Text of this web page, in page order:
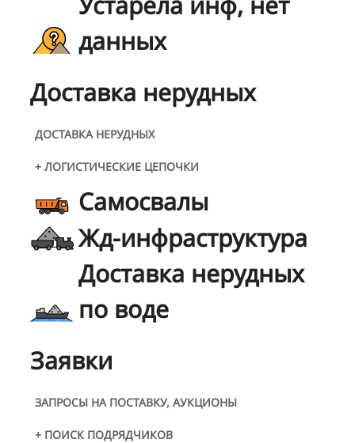
данных
Доставка нерудных
ДОСТАВКА НЕРУДНЫХ
+ ЛОГИСТИЧЕСКИЕ ЦЕПОЧКИ
Самосвалы
Жд-инфраструктура
Доставка нерудных
по воде
Заявки
ЗАПРОСЫ НА ПОСТАВКУ, АУКЦИОНЫ
+ ПОИСК ПОДРЯДЧИКОВ